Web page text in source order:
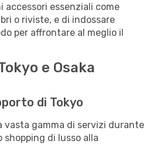
accessori essenziali come
o riviste, e di indossare
per affrontare al meglio il
e Osaka
di Tokyo
vasta gamma di servizi durante
shopping di lusso alla